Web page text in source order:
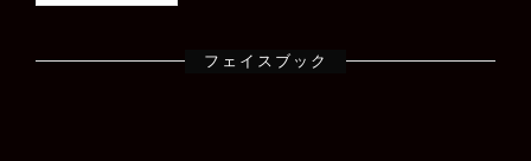
フェイスブック